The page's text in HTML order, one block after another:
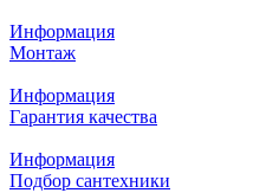
Информация
Монтаж
Информация
Гарантия качества
Информация
Подбор сантехники